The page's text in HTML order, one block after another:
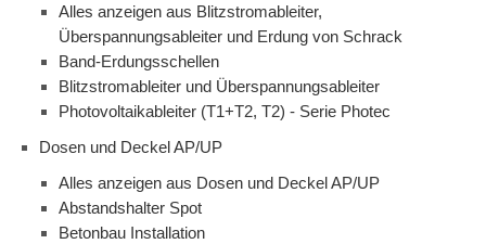
Alles anzeigen aus Blitzstromableiter,
Überspannungsableiter und Erdung von Schrack
Band-Erdungsschellen
Blitzstromableiter und Überspannungsableiter
Photovoltaikableiter (T1+T2, T2) - Serie Photec
Dosen und Deckel AP/UP
Alles anzeigen aus Dosen und Deckel AP/UP
Abstandshalter Spot
Betonbau Installation